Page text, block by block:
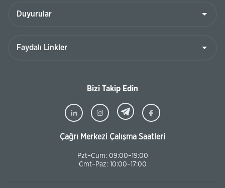
Bizi Takip Edin
Çağrı Merkezi Çalışma Saatleri
Pzt–Cum: 09:00–19:00
Cmt–Paz: 10:00–17:00